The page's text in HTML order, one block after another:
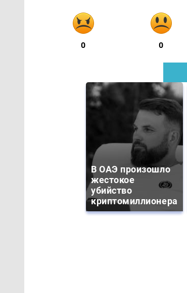
0 0
В ОАЭ произошло
жестокое
убийство
криптомиллионера